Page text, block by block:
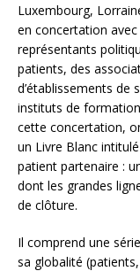
Luxembourg,
en concertation
représentants
patients, des
d’établissements de
instituts de
cette concertation,
un Livre Blanc
patient partenaire :
dont les grandes
de clôture.
Il comprend une
sa globalité